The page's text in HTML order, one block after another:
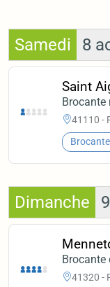
Samedi 8
Saint
Brocante
41110 -
Brocante
Dimanche
Brocante
41320 -